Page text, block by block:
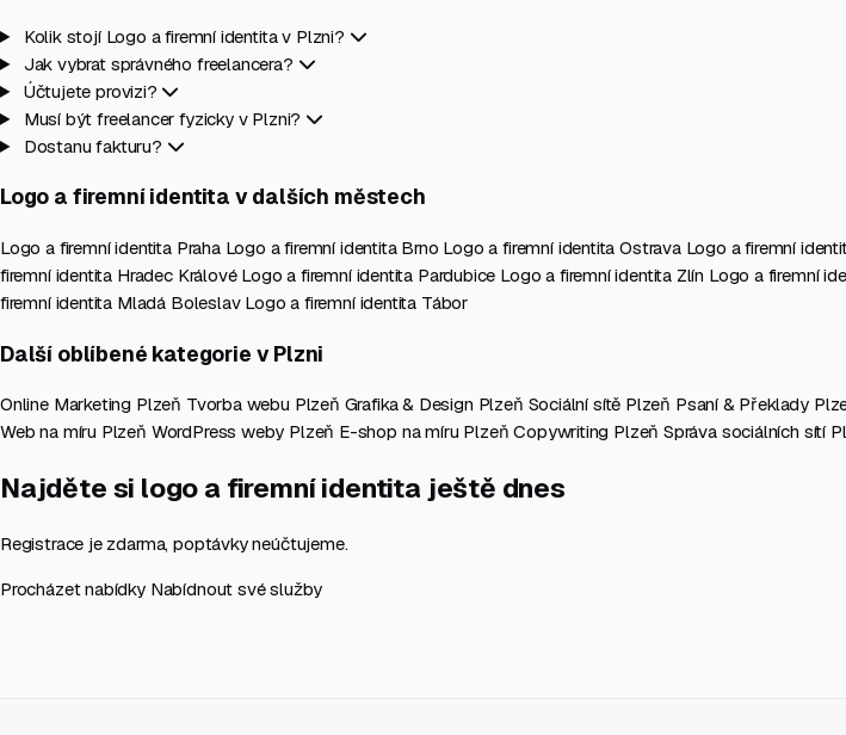
Kolik stojí Logo a firemní identita v Plzni?
Jak vybrat správného freelancera?
Účtujete provizi?
Musí být freelancer fyzicky v Plzni?
Dostanu fakturu?
Logo a firemní identita v dalších městech
Logo a firemní identita Praha Logo a firemní identita Brno Logo a firemní identita Ostrava Logo a firemní
firemní identita Hradec Králové Logo a firemní identita Pardubice Logo a firemní identita Zlín Logo a firemní
firemní identita Mladá Boleslav Logo a firemní identita Tábor
Další oblíbené kategorie v Plzni
Online Marketing Plzeň Tvorba webu Plzeň Grafika & Design Plzeň Sociální sítě Plzeň Psaní & Překlady
Web na míru Plzeň WordPress weby Plzeň E-shop na míru PlzeňCopywriting Plzeň Správa sociálních sítí
Najděte si logo a firemní identita ještě dnes
Registrace je zdarma, poptávky neúčtujeme.
Procházet nabídky Nabídnout své služby